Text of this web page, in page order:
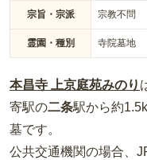
宗旨・宗派 宗教不問
霊園・種別 寺院墓地
本昌寺 上京庭苑みのり
寄駅の二条駅から約
墓です。
公共交通機関の場合 、